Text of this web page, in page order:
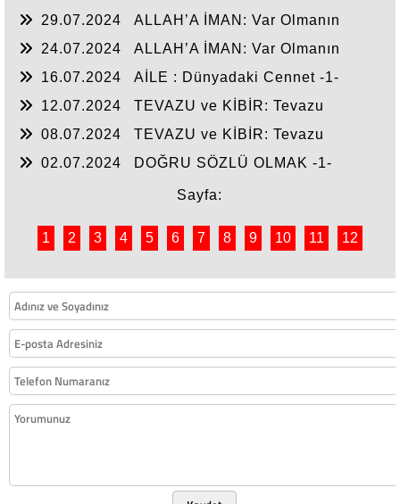
29.07.2024
ALLAH’A İMAN: Var Olmanın
24.07.2024
ALLAH’A İMAN: Var Olmanın
16.07.2024
AİLE : Dünyadaki Cennet -1-
12.07.2024
TEVAZU ve KİBİR: Tevazu
08.07.2024
TEVAZU ve KİBİR: Tevazu
02.07.2024
DOĞRU SÖZLÜ OLMAK -1-
Sayfa:
1 2 3 4 5 6 7 8 9 10 11 12